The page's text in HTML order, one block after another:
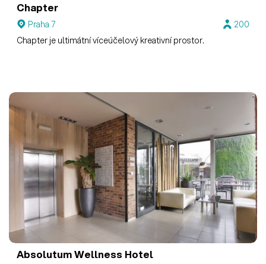
Chapter
Praha 7
200
Chapter je ultimátní víceúčelový kreativní prostor.
Absolutum Wellness Hotel